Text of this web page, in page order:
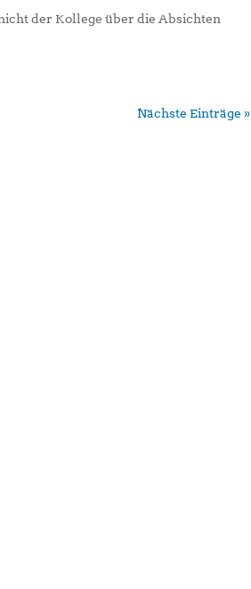
der Kollege über die Absichten
Nächste Einträge »